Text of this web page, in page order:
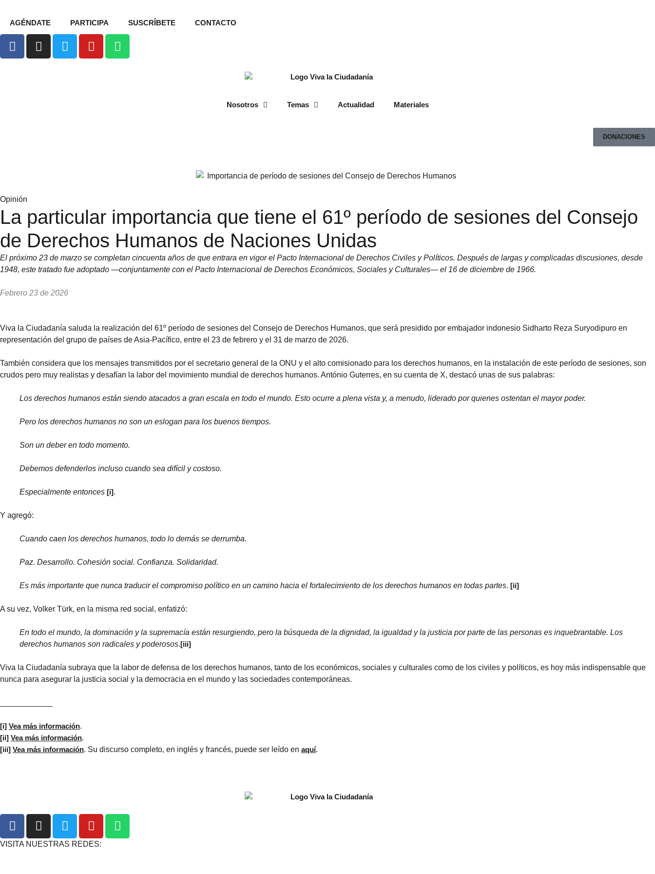
AGÉNDATE PARTICIPA SUSCRÍBETE CONTACTO
Nosotros Temas Actualidad Materiales
DONACIONES
Opinión
La particular importancia que tiene el 61º período de sesiones del Consejo
de Derechos Humanos de Naciones Unidas
El próximo 23 de marzo se completan cincuenta años de que entrara en vigor el Pacto Internacional de Derechos Civiles y Políticos. Después de largas y complicadas discusiones, desde
1948, este tratado fue adoptado —conjuntamente con el Pacto Internacional de Derechos Económicos, Sociales y Culturales— el 16 de diciembre de 1966.
Febrero 23 de 2026
Viva la Ciudadanía saluda la realización del 61º período de sesiones del Consejo de Derechos Humanos, que será presidido por embajador indonesio Sidharto Reza Suryodipuro en
representación del grupo de países de Asia-Pacífico, entre el 23 de febrero y el 31 de marzo de 2026.
También considera que los mensajes transmitidos por el secretario general de la ONU y el alto comisionado para los derechos humanos, en la instalación de este período de sesiones, son
crudos pero muy realistas y desafían la labor del movimiento mundial de derechos humanos. António Guterres, en su cuenta de X, destacó unas de sus palabras:
Los derechos humanos están siendo atacados a gran escala en todo el mundo. Esto ocurre a plena vista y, a menudo, liderado por quienes ostentan el mayor poder.
Pero los derechos humanos no son un eslogan para los buenos tiempos.
Son un deber en todo momento.
Debemos defenderlos incluso cuando sea difícil y costoso.
Especialmente entonces [i].
Y agregó:
Cuando caen los derechos humanos, todo lo demás se derrumba.
Paz. Desarrollo. Cohesión social. Confianza. Solidaridad.
Es más importante que nunca traducir el compromiso político en un camino hacia el fortalecimiento de los derechos humanos en todas partes. [ii]
A su vez, Volker Türk, en la misma red social, enfatizó:
En todo el mundo, la dominación y la supremacía están resurgiendo, pero la búsqueda de la dignidad, la igualdad y la justicia por parte de las personas es inquebrantable. Los
derechos humanos son radicales y poderosos.[iii]
Viva la Ciudadanía subraya que la labor de defensa de los derechos humanos, tanto de los económicos, sociales y culturales como de los civiles y políticos, es hoy más indispensable que
nunca para asegurar la justicia social y la democracia en el mundo y las sociedades contemporáneas.
[i] Vea más información.
[ii] Vea más información.
[iii] Vea más información. Su discurso completo, en inglés y francés, puede ser leído en aquí.
VISITA NUESTRAS REDES: